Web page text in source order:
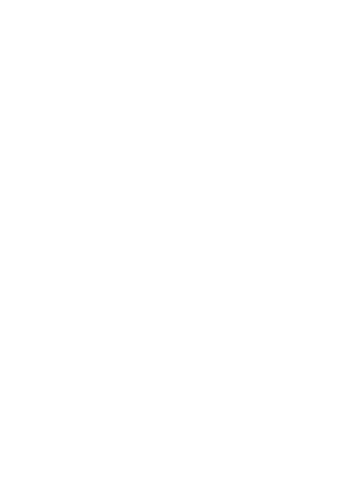
Odtiaľ vedie príjemná cesta cez les
výhľady. (Ak na výstup pôjdete cez